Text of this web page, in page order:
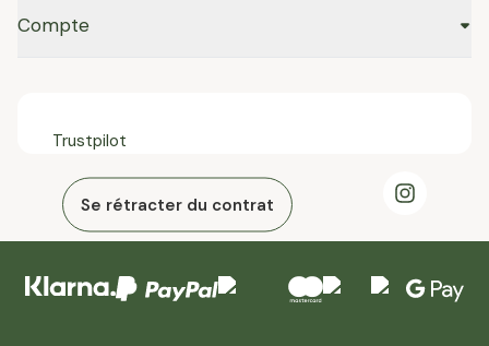
Compte
Trustpilot
Se rétracter du contrat